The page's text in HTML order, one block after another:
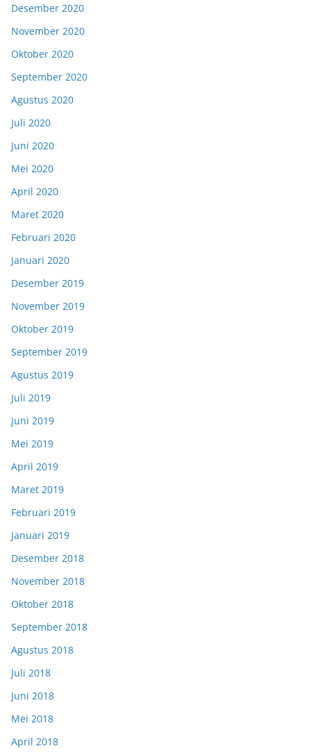
Desember 2020
November 2020
Oktober 2020
September 2020
Agustus 2020
Juli 2020
Juni 2020
Mei 2020
April 2020
Maret 2020
Februari 2020
Januari 2020
Desember 2019
November 2019
Oktober 2019
September 2019
Agustus 2019
Juli 2019
Juni 2019
Mei 2019
April 2019
Maret 2019
Februari 2019
Januari 2019
Desember 2018
November 2018
Oktober 2018
September 2018
Agustus 2018
Juli 2018
Juni 2018
Mei 2018
April 2018